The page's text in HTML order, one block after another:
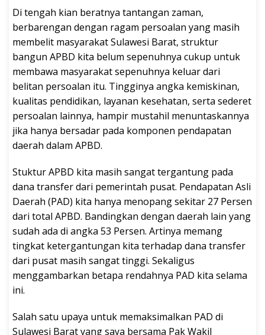
Di tengah kian beratnya tantangan zaman,
berbarengan dengan ragam persoalan yang masih
membelit masyarakat Sulawesi Barat, struktur
bangun APBD kita belum sepenuhnya cukup untuk
membawa masyarakat sepenuhnya keluar dari
belitan persoalan itu. Tingginya angka kemiskinan,
kualitas pendidikan, layanan kesehatan, serta sederet
persoalan lainnya, hampir mustahil menuntaskannya
jika hanya bersadar pada komponen pendapatan
daerah dalam APBD.
Stuktur APBD kita masih sangat tergantung pada
dana transfer dari pemerintah pusat. Pendapatan Asli
Daerah (PAD) kita hanya menopang sekitar 27 Persen
dari total APBD. Bandingkan dengan daerah lain yang
sudah ada di angka 53 Persen. Artinya memang
tingkat ketergantungan kita terhadap dana transfer
dari pusat masih sangat tinggi. Sekaligus
menggambarkan betapa rendahnya PAD kita selama
ini.
Salah satu upaya untuk memaksimalkan PAD di
Sulawesi Barat yang saya bersama Pak Wakil